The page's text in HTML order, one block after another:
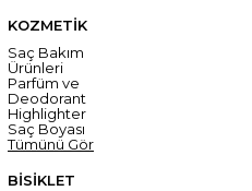
KOZMETİK
Saç Bakım
Ürünleri
Parfüm ve
Deodorant
Highlighter
Saç Boyası
Tümünü Gör
BİSİKLET